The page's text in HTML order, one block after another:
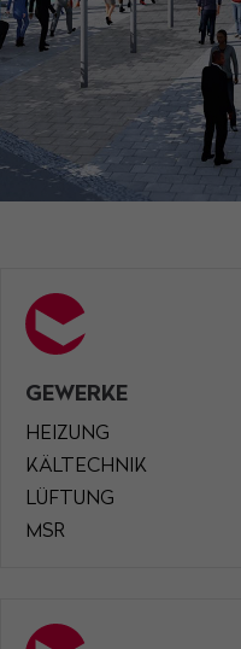
Cybersteel Inc.
376-293 City Road,
San Francisco, CA
Have any
+44 1234 567 890
About us
Lorem ipsum dolor
adipiscing elit.
GEWERKE
HEIZUNG
KÄLTECHNIK
LÜFTUNG
MSR